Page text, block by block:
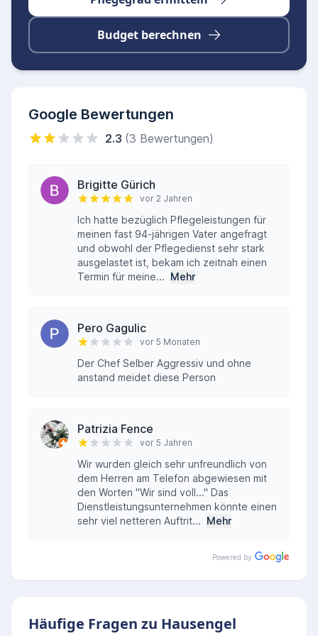
Ansprechpartner und ein Notfalltelefon, das an
365 Tagen im Jahr rund um die Uhr erreichbar
ist.
Budget berechnen
Google Bewertungen
2.3 (3 Bewertungen)
Brigitte Gürich
vor 2 Jahren
Ich hatte bezüglich Pflegeleistungen für
meinen fast 94-jährigen Vater angefragt
und obwohl der Pflegedienst sehr stark
ausgelastet ist, bekam ich zeitnah einen
Termin für meine... Mehr
Pero Gagulic
vor 5 Monaten
Der Chef Selber Aggressiv und ohne
anstand meidet diese Person
Patrizia Fence
vor 5 Jahren
Wir wurden gleich sehr unfreundlich von
dem Herren am Telefon abgewiesen mit
den Worten "Wir sind voll..." Das
Dienstleistungsunternehmen könnte einen
sehr viel netteren Auftrit... Mehr
Powered by
Häufige Fragen zu Hausengel